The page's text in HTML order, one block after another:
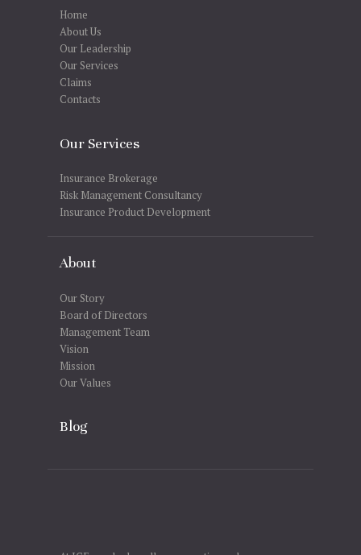
Home
About Us
Our Leadership
Our Services
Claims
Contacts
Our Services
Insurance Brokerage
Risk Management Consultancy
Insurance Product Development
About
Our Story
Board of Directors
Management Team
Vision
Mission
Our Values
Blog